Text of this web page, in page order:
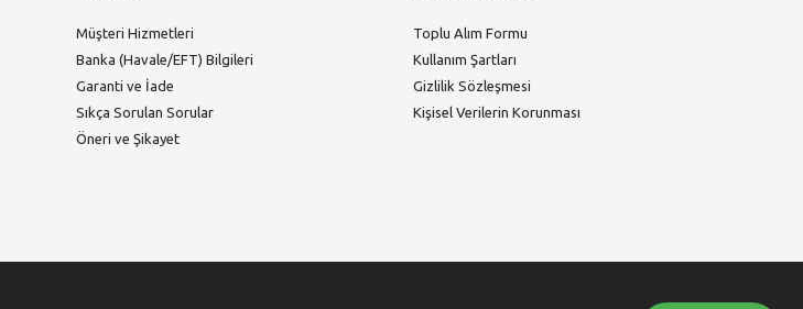
Müşteri Hizmetleri
Banka (Havale/EFT) Bilgileri
Garanti ve İade
Sıkça Sorulan Sorular
Öneri ve Şikayet
Toplu Alım Formu
Kullanım Şartları
Gizlilik Sözleşmesi
Kişisel Verilerin Korunması